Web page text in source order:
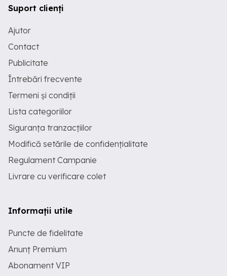
Suport clienți
Ajutor
Contact
Publicitate
Întrebări frecvente
Termeni și condiții
Lista categoriilor
Siguranța tranzacțiilor
Modifică setările de confidențialitate
Regulament Campanie
Livrare cu verificare colet
Informații utile
Puncte de fidelitate
Anunț Premium
Abonament VIP